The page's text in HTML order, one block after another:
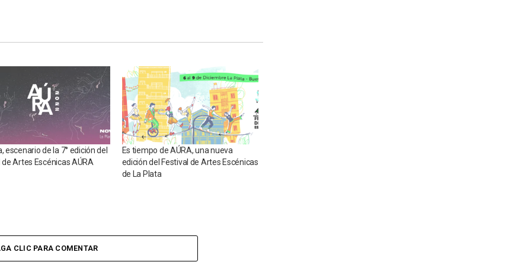
escenario de la 7° edición del
de Artes Escénicas AÚRA
Es tiempo de AÚRA, una nueva
edición del Festival de Artes Escénicas
de La Plata
CLIC PARA COMENTAR